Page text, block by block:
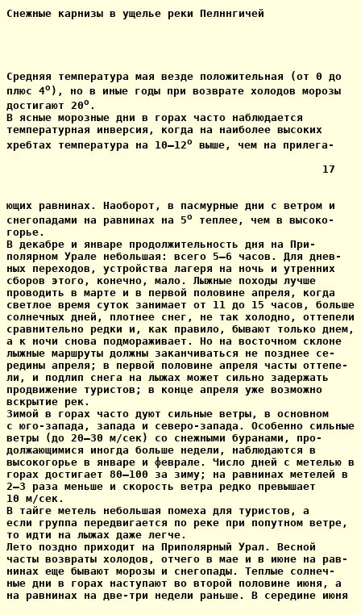
Снежные карнизы в ущелье реки Пелннгичей
Средняя температура мая везде положительная (от 0 до
плюс 4o ), но в иные годы при возврате холодов морозы
достигают 20o .
В ясные морозные дни в горах часто наблюдается
температурная инверсия, когда на наиболее высоких
хребтах температура на 10—12o
выше, чем на прилега-
                                                 17
ющих равнинах. Наоборот, в пасмурные дни с ветром и
снегопадами на равнинах на 5o
теплее, чем в высоко-
горье.
В декабре и январе продолжительность дня на При-
полярном Урале небольшая: всего 5—6 часов. Для днев-
ных переходов, устройства лагеря на ночь и утренних
сборов этого, конечно, мало. Лыжные походы лучше
проводить в марте и в первой половине апреля, когда
светлое время суток занимает от 11 до 15 часов, больше
солнечных дней, плотнее снег, не так холодно, оттепели
сравнительно редки и, как правило, бывают только днем,
а к ночи снова подмораживает. Но на восточном склоне
лыжные маршруты должны заканчиваться не позднее се-
редины апреля; в первой половине апреля часты оттепе-
ли, и подлип снега на лыжах может сильно задержать
продвижение туристов; в конце апреля уже возможно
вскрытие рек.
Зимой в горах часто дуют сильные ветры, в основном
с юго-запада, запада и северо-запада. Особенно сильные
ветры (до 20—30 м/сек) со снежными буранами, про-
должающимися иногда больше недели, наблюдаются в
высокогорье в январе и феврале. Число дней с метелью в
горах достигает 80—100 за зиму; на равнинах метелей в
2—3 раза меньше и скорость ветра редко превышает
10 м/сек.
В тайге метель небольшая помеха для туристов, а
если группа передвигается по реке при попутном ветре,
то идти на лыжах даже легче.
Лето поздно приходит на Приполярный Урал. Весной
часты возвраты холодов, отчего в мае и в июне на рав-
нинах еще бывают морозы и снегопады. Теплые солнеч-
ные дни в горах наступают во второй половине июня, а
на равнинах на две-три недели раньше. В середине июня